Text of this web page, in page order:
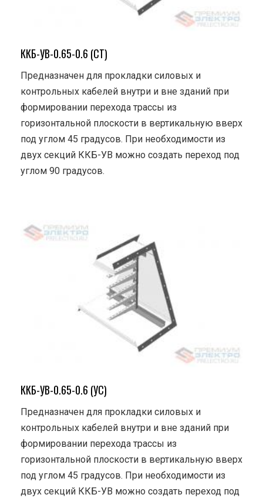
ККБ-УВ-0.65-0.6 (СТ)
Предназначен для прокладки силовых и
контрольных кабелей внутри и вне зданий при
формировании перехода трассы из
горизонтальной плоскости в вертикальную вверх
под углом 45 градусов. При необходимости из
двух секций ККБ-УВ можно создать переход под
углом 90 градусов.
ККБ-УВ-0.65-0.6 (УС)
Предназначен для прокладки силовых и
контрольных кабелей внутри и вне зданий при
формировании перехода трассы из
горизонтальной плоскости в вертикальную вверх
под углом 45 градусов. При необходимости из
двух секций ККБ-УВ можно создать переход под